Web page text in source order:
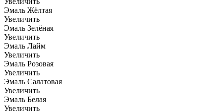
Эмаль Жёлтая
Увеличить
Эмаль Зелёная
Увеличить
Эмаль Лайм
Увеличить
Эмаль Розовая
Увеличить
Эмаль Салатовая
Увеличить
Эмаль Белая
Увеличить